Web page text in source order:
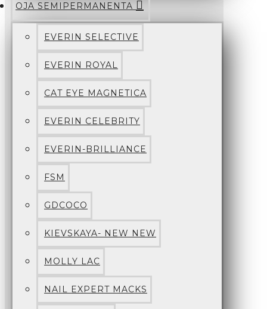
OJA SEMIPERMANENTA
EVERIN SELECTIVE
EVERIN ROYAL
CAT EYE MAGNETICA
EVERIN CELEBRITY
EVERIN-BRILLIANCE
FSM
GDCOCO
KIEVSKAYA- NEW NEW
MOLLY LAC
NAIL EXPERT MACKS